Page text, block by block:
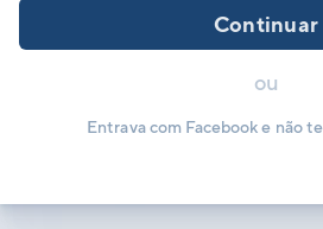
Continuar
ou
Entrava com Facebook e não